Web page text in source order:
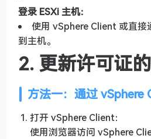
登录 ESXi 主机：
使用 vSphere Client 或直接
到主机。
2. 更新许可证
方法一：通过 vSphere
打开 vSphere Client：
使用浏览器访问 vSphere